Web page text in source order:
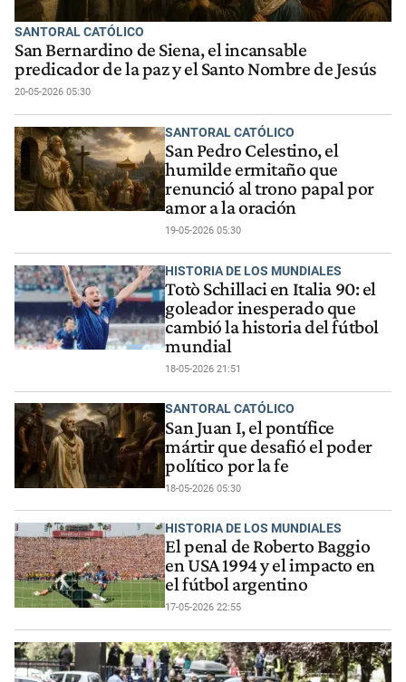
SANTORAL CATÓLICO
San Bernardino de Siena, el incansable
predicador de la paz y el Santo Nombre de Jesús
20-05-2026 05:30
SANTORAL CATÓLICO
San Pedro Celestino, el
humilde ermitaño que
renunció al trono papal por
amor a la oración
19-05-2026 05:30
HISTORIA DE LOS MUNDIALES
Totò Schillaci en Italia 90: el
goleador inesperado que
cambió la historia del fútbol
mundial
18-05-2026 21:51
SANTORAL CATÓLICO
San Juan I, el pontífice
mártir que desafió el poder
político por la fe
18-05-2026 05:30
HISTORIA DE LOS MUNDIALES
El penal de Roberto Baggio
en USA 1994 y el impacto en
el fútbol argentino
17-05-2026 22:55